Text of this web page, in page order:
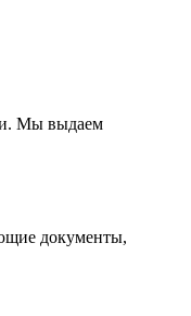
Мы выдаем
документы,